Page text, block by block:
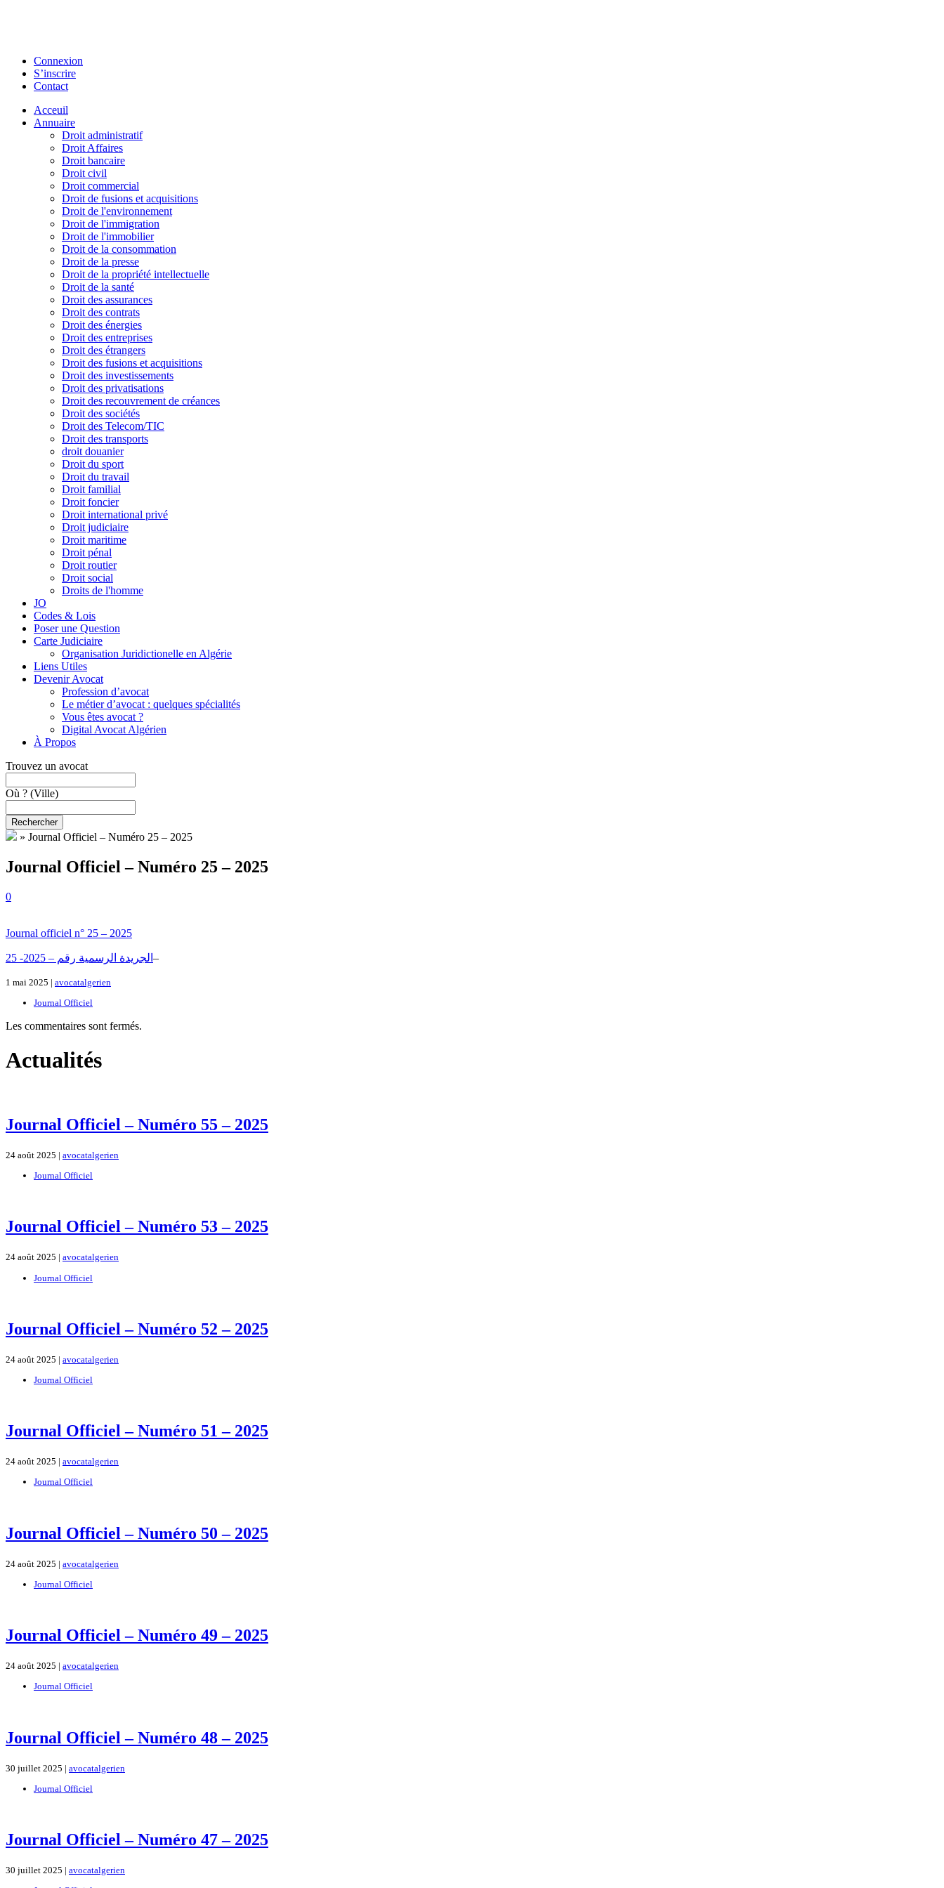
Connexion
S’inscrire
Contact
Acceuil
Annuaire
Droit administratif
Droit Affaires
Droit bancaire
Droit civil
Droit commercial
Droit de fusions et acquisitions
Droit de l'environnement
Droit de l'immigration
Droit de l'immobilier
Droit de la consommation
Droit de la presse
Droit de la propriété intellectuelle
Droit de la santé
Droit des assurances
Droit des contrats
Droit des énergies
Droit des entreprises
Droit des étrangers
Droit des fusions et acquisitions
Droit des investissements
Droit des privatisations
Droit des recouvrement de créances
Droit des sociétés
Droit des Telecom/TIC
Droit des transports
droit douanier
Droit du sport
Droit du travail
Droit familial
Droit foncier
Droit international privé
Droit judiciaire
Droit maritime
Droit pénal
Droit routier
Droit social
Droits de l'homme
JO
Codes & Lois
Poser une Question
Carte Judiciaire
Organisation Juridictionelle en Algérie
Liens Utiles
Devenir Avocat
Profession d’avocat
Le métier d’avocat : quelques spécialités
Vous êtes avocat ?
Digital Avocat Algérien
À Propos
Trouvez un avocat
Où ? (Ville)
Rechercher
» Journal Officiel – Numéro 25 – 2025
Journal Officiel – Numéro 25 – 2025
0
Journal officiel n° 25 – 2025
2الجريدة الرسمية رقم – 2025- 5 –
1 mai 2025 | avocatalgerien
Journal Officiel
Les commentaires sont fermés.
Actualités
Journal Officiel – Numéro 55 – 2025
24 août 2025 | avocatalgerien
Journal Officiel
Journal Officiel – Numéro 53 – 2025
24 août 2025 | avocatalgerien
Journal Officiel
Journal Officiel – Numéro 52 – 2025
24 août 2025 | avocatalgerien
Journal Officiel
Journal Officiel – Numéro 51 – 2025
24 août 2025 | avocatalgerien
Journal Officiel
Journal Officiel – Numéro 50 – 2025
24 août 2025 | avocatalgerien
Journal Officiel
Journal Officiel – Numéro 49 – 2025
24 août 2025 | avocatalgerien
Journal Officiel
Journal Officiel – Numéro 48 – 2025
30 juillet 2025 | avocatalgerien
Journal Officiel
Journal Officiel – Numéro 47 – 2025
30 juillet 2025 | avocatalgerien